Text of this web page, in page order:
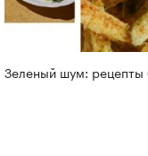
Зеленый шум: рецепты